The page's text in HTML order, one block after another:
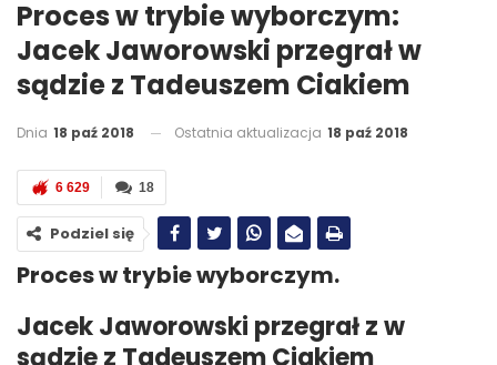
Proces w trybie wyborczym:
Jacek Jaworowski przegrał w
sądzie z Tadeuszem Ciakiem
Dnia 18 paź 2018 Ostatnia aktualizacja 18 paź 2018
18
6 629
Podziel się
Proces w trybie wyborczym.
Jacek Jaworowski przegrał z w
sądzie z Tadeuszem Ciakiem